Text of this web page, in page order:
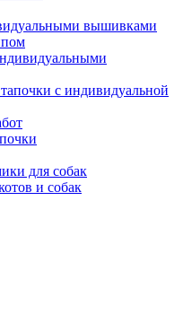
вышивками
с индивидуальной
для собак
и собак